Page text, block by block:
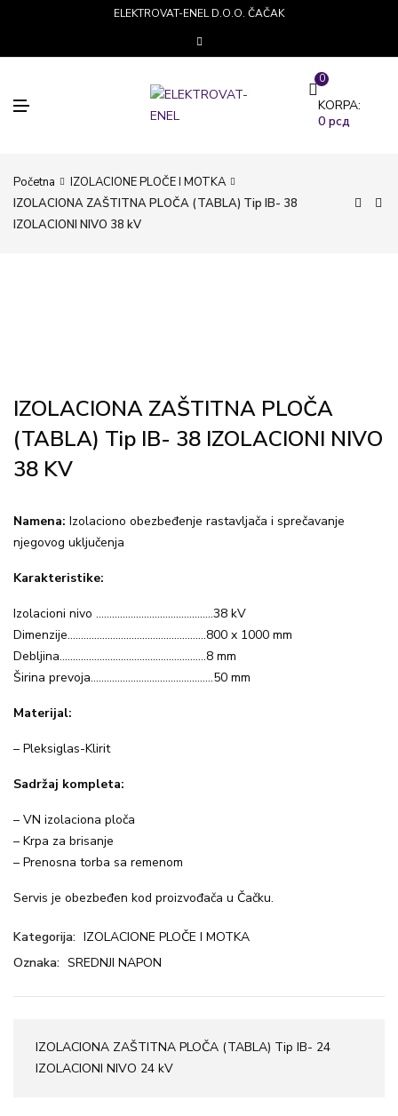
ELEKTROVAT-ENEL D.O.O. ČAČAK
0
KORPA:
0 рсд
Početna
IZOLACIONE PLOČE I MOTKA
IZOLACIONA ZAŠTITNA PLOČA (TABLA) Tip IB- 38
IZOLACIONI NIVO 38 kV
IZOLACIONA ZAŠTITNA PLOČA
(TABLA) Tip IB- 38 IZOLACIONI NIVO
38 KV
Namena: Izolaciono obezbeđenje rastavljača i sprečavanje
njegovog uključenja
Karakteristike:
Izolacioni nivo ……………………………………..38 kV
Dimenzije…………………………………………….800 x 1000 mm
Debljina……………………………………………….8 mm
Širina prevoja……………………………………….50 mm
Materijal:
– Pleksiglas-Klirit
Sadržaj kompleta:
– VN izolaciona ploča
– Krpa za brisanje
– Prenosna torba sa remenom
Servis je obezbeđen kod proizvođača u Čačku.
Kategorija: IZOLACIONE PLOČE I MOTKA
Oznaka: SREDNJI NAPON
IZOLACIONA ZAŠTITNA PLOČA (TABLA) Tip IB- 24
IZOLACIONI NIVO 24 kV